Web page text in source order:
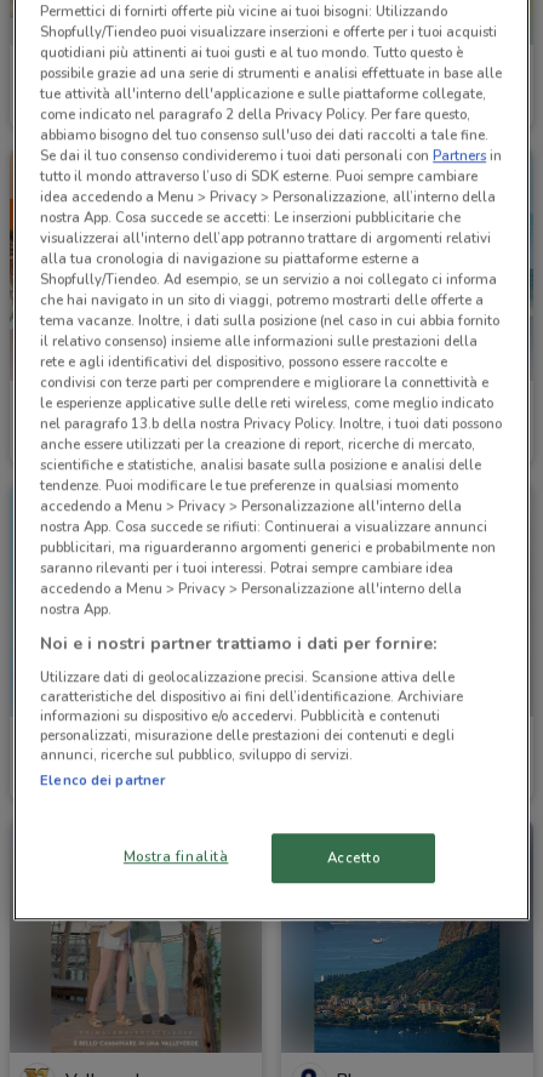
Hervit
Scade il 22/09 2.3 km
Ottica VistaSì
Scade il 15/09
Ottica VistaSì
Scade il 30/09 2.5 km
Douglas
Scade il 22/09
Nero Giardini
Scade il 31/08
Nero Giardini
Permettici di fornirti offerte più vicine ai tuoi bisogni: Utilizzando
Shopfully/Tiendeo puoi visualizzare inserzioni e offerte per i tuoi acquisti
quotidiani più attinenti ai tuoi gusti e al tuo mondo. Tutto questo è
possibile grazie ad una serie di strumenti e analisi effettuate in base alle
tue attività all'interno dell'applicazione e sulle piattaforme collegate,
come indicato nel paragrafo 2 della Privacy Policy. Per fare questo,
abbiamo bisogno del tuo consenso sull'uso dei dati raccolti a tale fine.
Se dai il tuo consenso condivideremo i tuoi dati personali conPartnersin
tutto il mondo attraverso l’uso di SDK esterne. Puoi sempre cambiare
idea accedendo a Menu > Privacy > Personalizzazione, all’interno della
nostra App. Cosa succede se accetti: Le inserzioni pubblicitarie che
visualizzerai all'interno dell’app potranno trattare di argomenti relativi
alla tua cronologia di navigazione su piattaforme esterne a
Shopfully/Tiendeo. Ad esempio, se un servizio a noi collegato ci informa
che hai navigato in un sito di viaggi, potremo mostrarti delle offerte a
tema vacanze. Inoltre, i dati sulla posizione (nel caso in cui abbia fornito
il relativo consenso) insieme alle informazioni sulle prestazioni della
rete e agli identificativi del dispositivo, possono essere raccolte e
condivisi con terze parti per comprendere e migliorare la connettività e
le esperienze applicative sulle delle reti wireless, come meglio indicato
nel paragrafo 13.b della nostra Privacy Policy. Inoltre, i tuoi dati possono
anche essere utilizzati per la creazione di report, ricerche di mercato,
scientifiche e statistiche, analisi basate sulla posizione e analisi delle
tendenze. Puoi modificare le tue preferenze in qualsiasi momento
accedendo a Menu > Privacy > Personalizzazione all'interno della
nostra App. Cosa succede se rifiuti: Continuerai a visualizzare annunci
pubblicitari, ma riguarderanno argomenti generici e probabilmente non
saranno rilevanti per i tuoi interessi. Potrai sempre cambiare idea
accedendo a Menu > Privacy > Personalizzazione all'interno della
nostra App.
Noi e i nostri partner trattiamo i dati per fornire:
Utilizzare dati di geolocalizzazione precisi. Scansione attiva delle
caratteristiche del dispositivo ai fini dell’identificazione. Archiviare
informazioni su dispositivo e/o accedervi. Pubblicità e contenuti
personalizzati, misurazione delle prestazioni dei contenuti e degli
annunci, ricerche sul pubblico, sviluppo di servizi.
Elenco dei partner
Mostra finalità Accetto